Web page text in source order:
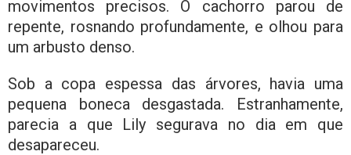
movimentos precisos. O cachorro parou de
repente, rosnando profundamente, e olhou para
um arbusto denso.
Sob a copa espessa das árvores, havia uma
pequena boneca desgastada. Estranhamente,
parecia a que Lily segurava no dia em que
desapareceu.